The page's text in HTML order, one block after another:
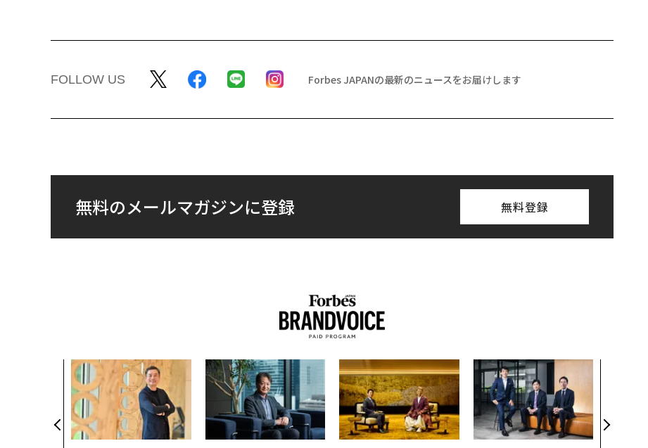
FOLLOW US Forbes JAPANの最新のニュースをお届けします
無料のメールマガジンに登録 無料登録